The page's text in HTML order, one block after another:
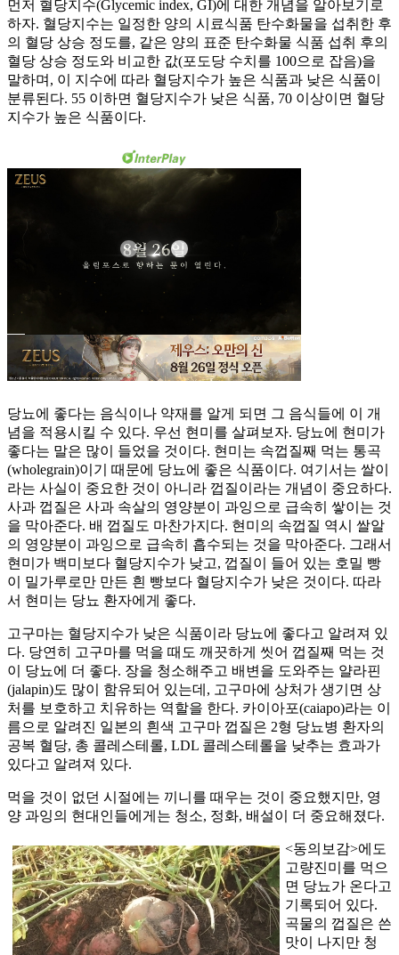
먼저 혈당지수(Glycemic index, GI)에 대한 개념을 알아보기로
하자. 혈당지수는 일정한 양의 시료식품 탄수화물을 섭취한 후
의 혈당 상승 정도를, 같은 양의 표준 탄수화물 식품 섭취 후의
혈당 상승 정도와 비교한 값(포도당 수치를 100으로 잡음)을
말하며, 이 지수에 따라 혈당지수가 높은 식품과 낮은 식품이
분류된다. 55 이하면 혈당지수가 낮은 식품, 70 이상이면 혈당
지수가 높은 식품이다.
당뇨에 좋다는 음식이나 약재를 알게 되면 그 음식들에 이 개
념을 적용시킬 수 있다. 우선 현미를 살펴보자. 당뇨에 현미가
좋다는 말은 많이 들었을 것이다. 현미는 속껍질째 먹는 통곡
(wholegrain)이기 때문에 당뇨에 좋은 식품이다. 여기서는 쌀이
라는 사실이 중요한 것이 아니라 껍질이라는 개념이 중요하다.
사과 껍질은 사과 속살의 영양분이 과잉으로 급속히 쌓이는 것
을 막아준다. 배 껍질도 마찬가지다. 현미의 속껍질 역시 쌀알
의 영양분이 과잉으로 급속히 흡수되는 것을 막아준다. 그래서
현미가 백미보다 혈당지수가 낮고, 껍질이 들어 있는 호밀 빵
이 밀가루로만 만든 흰 빵보다 혈당지수가 낮은 것이다. 따라
서 현미는 당뇨 환자에게 좋다.
고구마는 혈당지수가 낮은 식품이라 당뇨에 좋다고 알려져 있
다. 당연히 고구마를 먹을 때도 깨끗하게 씻어 껍질째 먹는 것
이 당뇨에 더 좋다. 장을 청소해주고 배변을 도와주는 얄라핀
(jalapin)도 많이 함유되어 있는데, 고구마에 상처가 생기면 상
처를 보호하고 치유하는 역할을 한다. 카이아포(caiapo)라는 이
름으로 알려진 일본의 흰색 고구마 껍질은 2형 당뇨병 환자의
공복 혈당, 총 콜레스테롤, LDL 콜레스테롤을 낮추는 효과가
있다고 알려져 있다.
먹을 것이 없던 시절에는 끼니를 때우는 것이 중요했지만, 영
양 과잉의 현대인들에게는 청소, 정화, 배설이 더 중요해졌다.
<동의보감>에도
고량진미를 먹으
면 당뇨가 온다고
기록되어 있다.
곡물의 껍질은 쓴
맛이 나지만 청